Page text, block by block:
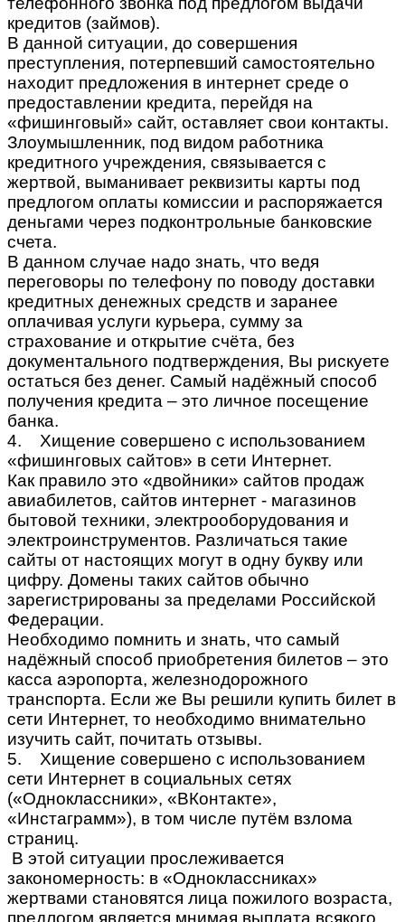
кредитов (займов).
В данной ситуации, до совершения
преступления, потерпевший самостоятельно
находит предложения в интернет среде о
предоставлении кредита, перейдя на
«фишинговый» сайт, оставляет свои контакты.
Злоумышленник, под видом работника
кредитного учреждения, связывается с
жертвой, выманивает реквизиты карты под
предлогом оплаты комиссии и распоряжается
деньгами через подконтрольные банковские
счета.
В данном случае надо знать, что ведя
переговоры по телефону по поводу доставки
кредитных денежных средств и заранее
оплачивая услуги курьера, сумму за
страхование и открытие счёта, без
документального подтверждения, Вы рискуете
остаться без денег. Самый надёжный способ
получения кредита – это личное посещение
банка.
4. Хищение совершено с использованием
«фишинговых сайтов» в сети Интернет.
Как правило это «двойники» сайтов продаж
авиабилетов, сайтов интернет - магазинов
бытовой техники, электрооборудования и
электроинструментов. Различаться такие
сайты от настоящих могут в одну букву или
цифру. Домены таких сайтов обычно
зарегистрированы за пределами Российской
Федерации.
Необходимо помнить и знать, что самый
надёжный способ приобретения билетов – это
касса аэропорта, железнодорожного
транспорта. Если же Вы решили купить билет в
сети Интернет, то необходимо внимательно
изучить сайт, почитать отзывы.
5. Хищение совершено с использованием
сети Интернет в социальных сетях
(«Одноклассники», «ВКонтакте»,
«Инстаграмм»), в том числе путём взлома
страниц.
В этой ситуации прослеживается
закономерность: в «Одноклассниках»
жертвами становятся лица пожилого возраста,
предлогом является мнимая выплата всякого